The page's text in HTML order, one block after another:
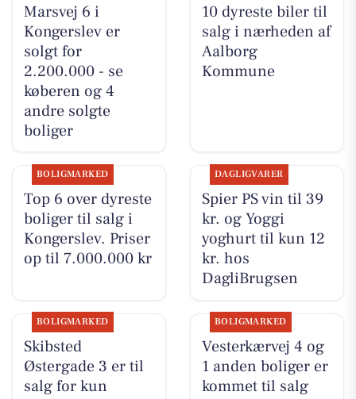
Marsvej 6 i
Kongerslev er
solgt for
2.200.000 - se
køberen og 4
andre solgte
boliger
10 dyreste biler til
salg i nærheden af
Aalborg
Kommune
BOLIGMARKED
Top 6 over dyreste
boliger til salg i
Kongerslev. Priser
op til 7.000.000 kr
DAGLIGVARER
Spier PS vin til 39
kr. og Yoggi
yoghurt til kun 12
kr. hos
DagliBrugsen
BOLIGMARKED
Skibsted
Østergade 3 er til
salg for kun
BOLIGMARKED
Vesterkærvej 4 og
1 anden boliger er
kommet til salg